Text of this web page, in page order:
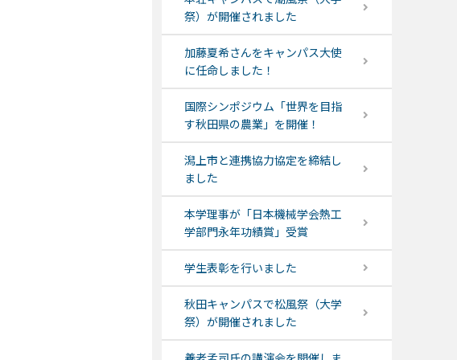
祭）が開催されました
加藤夏希さんをキャンパス大使
に任命しました！
国際シンポジウム「世界を目指
す秋田県の農業」を開催！
潟上市と連携協力協定を締結し
ました
本学理事が「日本機械学会熱工
学部門永年功績賞」受賞
学生表彰を行いました
秋田キャンパスで松風祭（大学
祭）が開催されました